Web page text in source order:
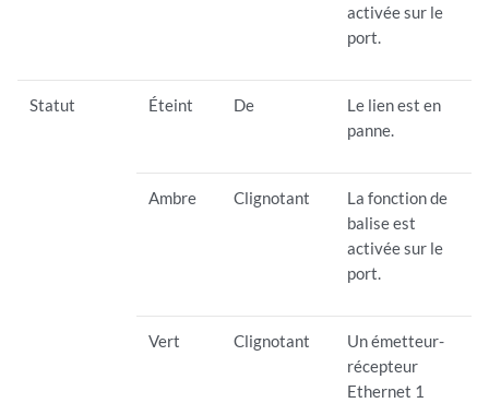
activée sur le
port.
Statut Éteint De
Le lien est en
panne.
Ambre Clignotant
La fonction de
balise est
activée sur le
port.
Vert Clignotant
Un émetteur-
récepteur
Ethernet 1